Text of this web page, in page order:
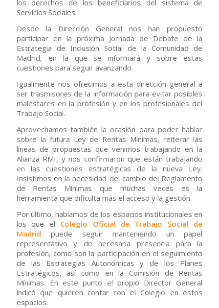
los derechos de los beneficiarios del sistema de
Servicios Sociales.
Desde la Dirección General nos han propuesto
participar en la próxima Jornada de Debate de la
Estrategia de Inclusión Social de la Comunidad de
Madrid, en la que se informará y sobre estas
cuestiones para seguir avanzando.
Igualmente nos ofrecimos a esta dirección general a
ser trasmisores de la información para evitar posibles
malestares en la profesión y en los profesionales del
Trabajo Social.
Aprovechamos también la ocasión para poder hablar
sobre la futura Ley de Rentas Mínimas, reiterar las
líneas de propuestas que venimos trabajando en la
Alianza RMI, y nos confirmaron que están trabajando
en las cuestiones estratégicas de la nueva Ley.
Insistimos en la necesidad del cambio del Reglamento
de Rentas Mínimas que muchas veces es la
herramienta que dificulta más el acceso y la gestión.
Por último, hablamos de los espacios institucionales en
los que el Colegio Oficial de Trabajo Social de
Madrid puede seguir manteniendo un papel
representativo y de necesaria presencia para la
profesión, como son la participación en el seguimiento
de las Estrategias Autonómicas y de los Planes
Estratégicos, así como en la Comisión de Rentas
Mínimas. En este punto el propio Director General
indicó que quieren contar con el Colegio en estos
espacios.